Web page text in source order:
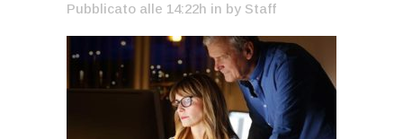
Pubblicato alle 14:22h in by Staff